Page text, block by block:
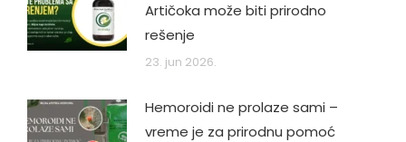
Artičoka može biti prirodno
rešenje
23. jun 2026.
Hemoroidi ne prolaze sami –
vreme je za prirodnu pomoć